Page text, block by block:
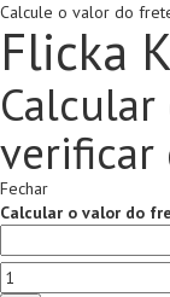
Calcule o valor do
Flicka
verificar
Fechar
Calcular o valor do